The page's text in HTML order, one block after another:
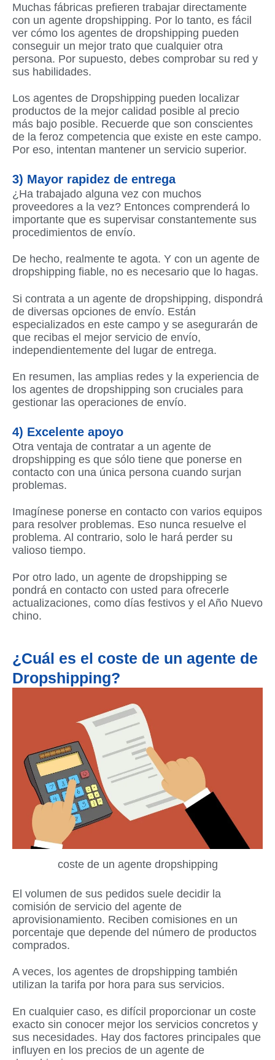
Muchas fábricas prefieren trabajar directamente
con un agente dropshipping. Por lo tanto, es fácil
ver cómo los agentes de dropshipping pueden
conseguir un mejor trato que cualquier otra
persona. Por supuesto, debes comprobar su red y
sus habilidades.
Los agentes de Dropshipping pueden localizar
productos de la mejor calidad posible al precio
más bajo posible. Recuerde que son conscientes
de la feroz competencia que existe en este campo.
Por eso, intentan mantener un servicio superior.
3) Mayor rapidez de entrega
¿Ha trabajado alguna vez con muchos
proveedores a la vez? Entonces comprenderá lo
importante que es supervisar constantemente sus
procedimientos de envío.
De hecho, realmente te agota. Y con un agente de
dropshipping fiable, no es necesario que lo hagas.
Si contrata a un agente de dropshipping, dispondrá
de diversas opciones de envío. Están
especializados en este campo y se asegurarán de
que recibas el mejor servicio de envío,
independientemente del lugar de entrega.
En resumen, las amplias redes y la experiencia de
los agentes de dropshipping son cruciales para
gestionar las operaciones de envío.
4) Excelente apoyo
Otra ventaja de contratar a un agente de
dropshipping es que sólo tiene que ponerse en
contacto con una única persona cuando surjan
problemas.
Imagínese ponerse en contacto con varios equipos
para resolver problemas. Eso nunca resuelve el
problema. Al contrario, solo le hará perder su
valioso tiempo.
Por otro lado, un agente de dropshipping se
pondrá en contacto con usted para ofrecerle
actualizaciones, como días festivos y el Año Nuevo
chino.
¿Cuál es el coste de un agente de
Dropshipping?
coste de un agente dropshipping
El volumen de sus pedidos suele decidir la
comisión de servicio del agente de
aprovisionamiento. Reciben comisiones en un
porcentaje que depende del número de productos
comprados.
A veces, los agentes de dropshipping también
utilizan la tarifa por hora para sus servicios.
En cualquier caso, es difícil proporcionar un coste
exacto sin conocer mejor los servicios concretos y
sus necesidades. Hay dos factores principales que
influyen en los precios de un agente de